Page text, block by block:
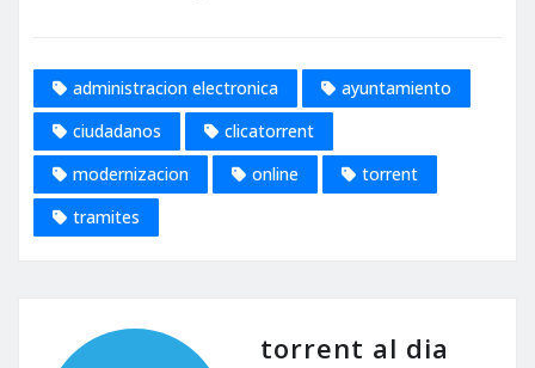
administracion electronica
ayuntamiento
ciudadanos
clicatorrent
modernizacion
online
torrent
tramites
torrent al dia